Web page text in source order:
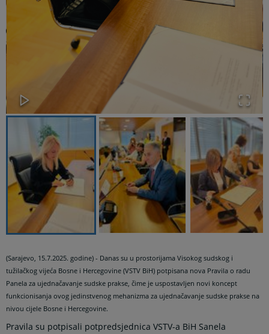
(Sarajevo, 15.7.2025. godine) - Danas su u prostorijama Visokog sudskog i
tužilačkog vijeća Bosne i Hercegovine (VSTV BiH) potpisana nova Pravila o radu
Panela za ujednačavanje sudske prakse, čime je uspostavljen novi koncept
funkcionisanja ovog jedinstvenog mehanizma za ujednačavanje sudske prakse na
nivou cijele Bosne i Hercegovine.
Pravila su potpisali potpredsjednica VSTV-a BiH Sanela